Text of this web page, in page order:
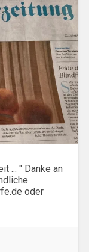
... " Danke an
oder